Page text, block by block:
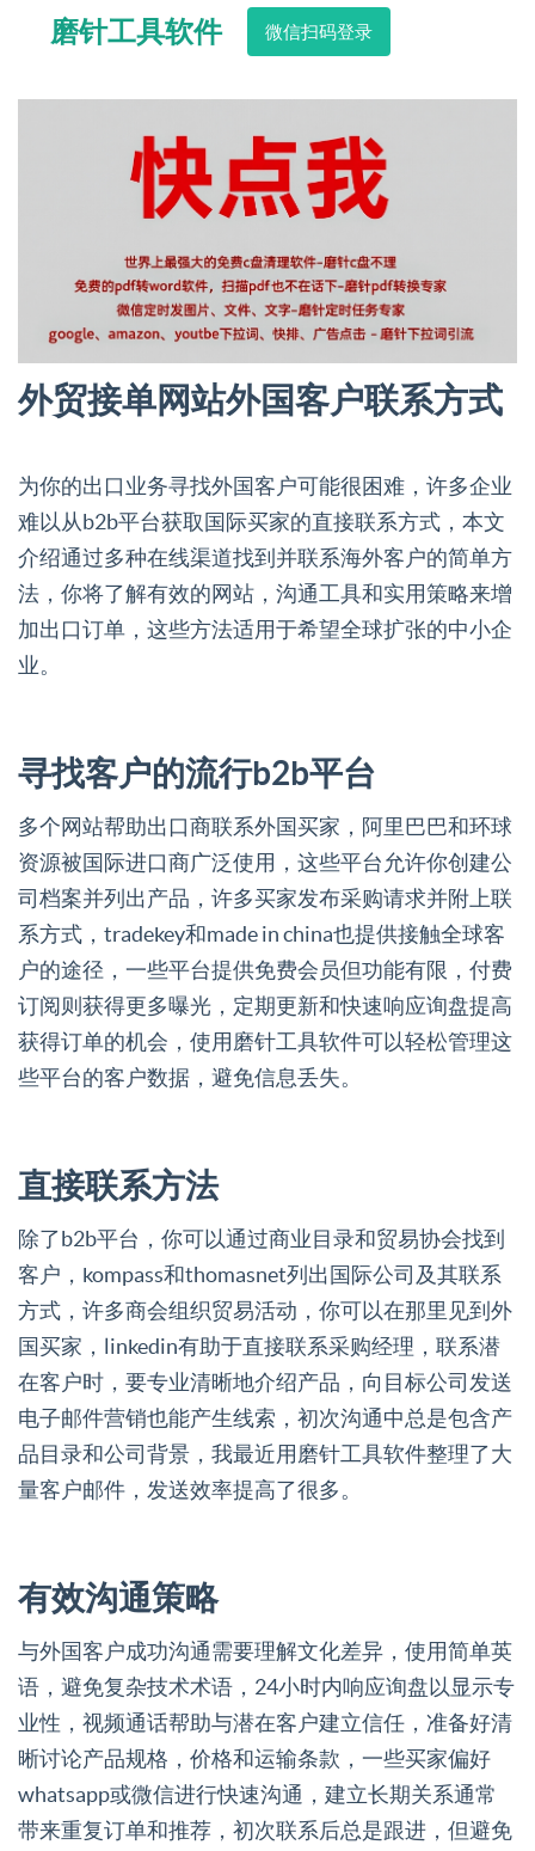
磨针工具软件 微信扫码登录
外贸接单网站外国客户联系方式
为你的出口业务寻找外国客户可能很困难，许多企业
难以从b2b平台获取国际买家的直接联系方式，本文
介绍通过多种在线渠道找到并联系海外客户的简单方
法，你将了解有效的网站，沟通工具和实用策略来增
加出口订单，这些方法适用于希望全球扩张的中小企
业。
寻找客户的流行b2b平台
多个网站帮助出口商联系外国买家，阿里巴巴和环球
资源被国际进口商广泛使用，这些平台允许你创建公
司档案并列出产品，许多买家发布采购请求并附上联
系方式，tradekey和made in china也提供接触全球客
户的途径，一些平台提供免费会员但功能有限，付费
订阅则获得更多曝光，定期更新和快速响应询盘提高
获得订单的机会，使用磨针工具软件可以轻松管理这
些平台的客户数据，避免信息丢失。
直接联系方法
除了b2b平台，你可以通过商业目录和贸易协会找到
客户，kompass和thomasnet列出国际公司及其联系
方式，许多商会组织贸易活动，你可以在那里见到外
国买家，linkedin有助于直接联系采购经理，联系潜
在客户时，要专业清晰地介绍产品，向目标公司发送
电子邮件营销也能产生线索，初次沟通中总是包含产
品目录和公司背景，我最近用磨针工具软件整理了大
量客户邮件，发送效率提高了很多。
有效沟通策略
与外国客户成功沟通需要理解文化差异，使用简单英
语，避免复杂技术术语，24小时内响应询盘以显示专
业性，视频通话帮助与潜在客户建立信任，准备好清
晰讨论产品规格，价格和运输条款，一些买家偏好
whatsapp或微信进行快速沟通，建立长期关系通常
带来重复订单和推荐，初次联系后总是跟进，但避免